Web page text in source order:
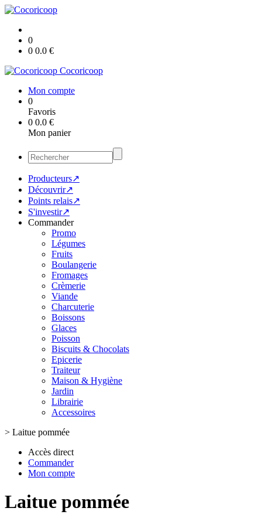
0
0 0.0 €
Cocoricoop
Mon compte
0
Favoris
0 0.0 €
Mon panier
Producteurs↗
Découvrir↗
Points relais↗
S'investir↗
Commander
Promo
Légumes
Fruits
Boulangerie
Fromages
Crèmerie
Viande
Charcuterie
Boissons
Glaces
Poisson
Biscuits & Chocolats
Epicerie
Traiteur
Maison & Hygiène
Jardin
Librairie
Accessoires
> Laitue pommée
Accès direct
Commander
Mon compte
Laitue pommée